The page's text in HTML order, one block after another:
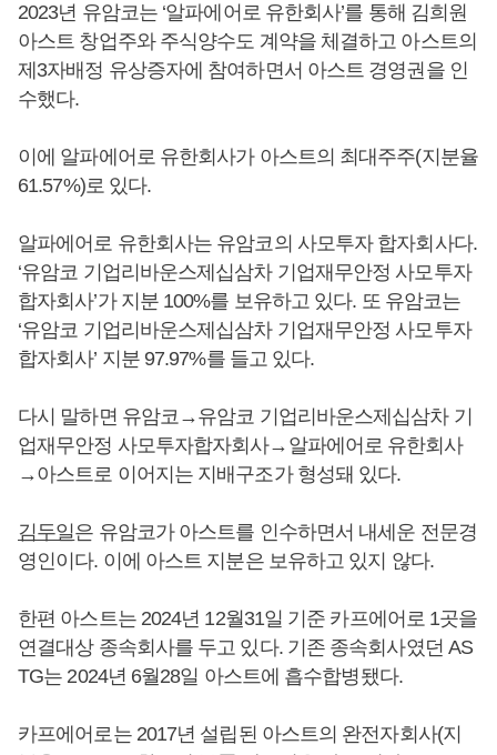
2023년 유암코는 ‘알파에어로 유한회사’를 통해 김희원
아스트 창업주와 주식양수도 계약을 체결하고 아스트의
제3자배정 유상증자에 참여하면서 아스트 경영권을 인
수했다.
이에 알파에어로 유한회사가 아스트의 최대주주(지분율
61.57%)로 있다.
알파에어로 유한회사는 유암코의 사모투자 합자회사다.
‘유암코 기업리바운스제십삼차 기업재무안정 사모투자
합자회사’가 지분 100%를 보유하고 있다. 또 유암코는
‘유암코 기업리바운스제십삼차 기업재무안정 사모투자
합자회사’ 지분 97.97%를 들고 있다.
다시 말하면 유암코→유암코 기업리바운스제십삼차 기
업재무안정 사모투자합자회사→알파에어로 유한회사
→아스트로 이어지는 지배구조가 형성돼 있다.
김두일은 유암코가 아스트를 인수하면서 내세운 전문경
영인이다. 이에 아스트 지분은 보유하고 있지 않다.
한편 아스트는 2024년 12월31일 기준 카프에어로 1곳을
연결대상 종속회사를 두고 있다. 기존 종속회사였던 AS
TG는 2024년 6월28일 아스트에 흡수합병됐다.
카프에어로는 2017년 설립된 아스트의 완전자회사(지